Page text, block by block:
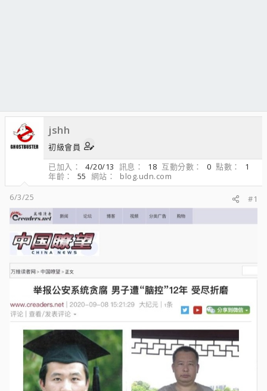
jshh
初級會員
已加入
4/20/13 訊息 18 互動分數 0 點數
1
年齡
55 網站
blog.udn.com
6/3/25
#1